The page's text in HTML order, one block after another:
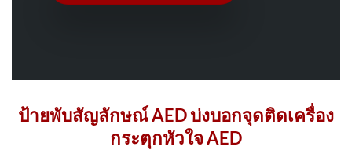
ป้ายพับสัญลักษณ์ AED บ่งบอกจุดติดเครื่อง
กระตุกหัวใจ AED